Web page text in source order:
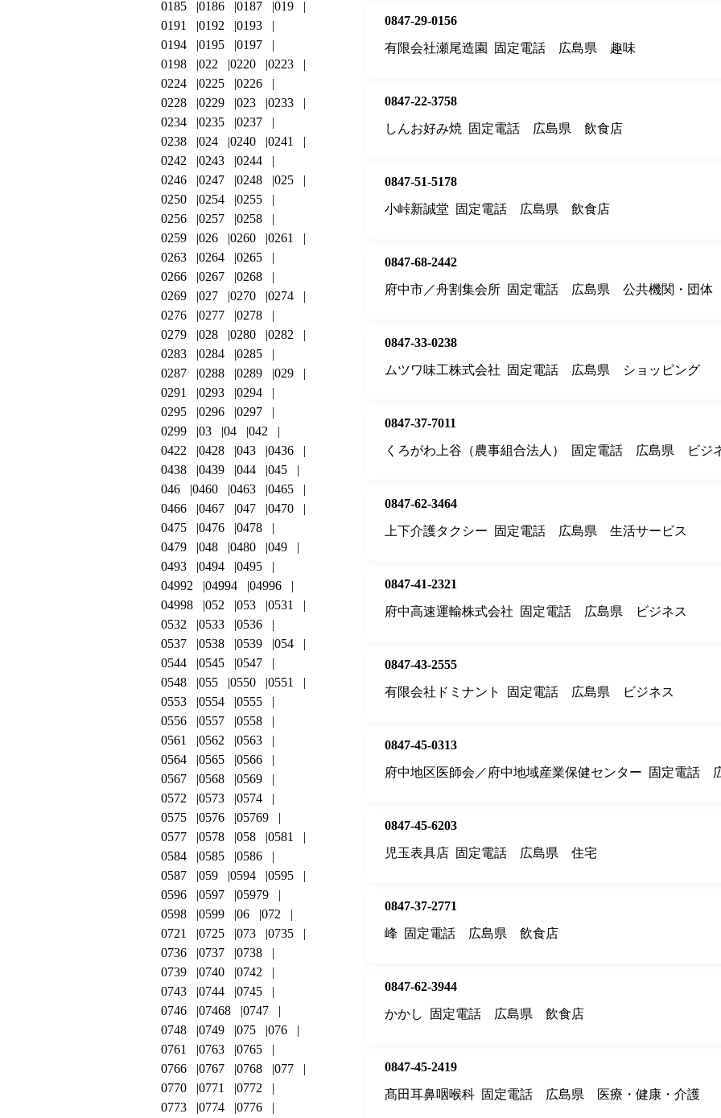
0847-29-0156
有限会社瀬尾造園
固定電話 広島県 趣味
0847-22-3758
しんお好み焼 固定電話 広島県 飲食店
0847-51-5178
小峠新誠堂
固定電話 広島県 飲食店
0847-68-2442
府中市／舟割集会所 固定電話 広島県 公共機関・団体
0847-33-0238
ムツワ味工株式会社
固定電話 広島県 ショッピング
0847-37-7011
くろがわ上谷（農事組合法人）
固定電話 広島県 ビジ
0847-62-3464
上下介護タクシー
固定電話 広島県 生活サービス
0847-41-2321
府中高速運輸株式会社
固定電話 広島県 ビジネス
0847-43-2555
有限会社ドミナント
固定電話 広島県 ビジネス
0847-45-0313
府中地区医師会／府中地域産業保健センター
固定電話
0847-45-6203
児玉表具店 固定電話 広島県 住宅
0847-37-2771
峰
固定電話 広島県 飲食店
0847-62-3944
かかし
固定電話 広島県 飲食店
0847-45-2419
髙田耳鼻咽喉科 固定電話 広島県 医療・健康・介護
0185
0186 0187
019
0191
0192
0193
0194
0195
0197
0198
022 0220
0223
0224
0225
0226
0228
0229 023
0233
0234
0235
0237
0238
024 0240
0241
0242
0243
0244
0246
0247 0248
025
0250
0254
0255
0256
0257
0258
0259
026 0260
0261
0263
0264
0265
0266
0267
0268
0269
027 0270
0274
0276
0277
0278
0279
028 0280
0282
0283
0284
0285
0287
0288 0289
029
0291
0293
0294
0295
0296
0297
0299
03 04
042
0422
0428 043
0436
0438
0439 044
045
046
0460 0463
0465
0466
0467 047
0470
0475
0476
0478
0479
048 0480
049
0493
0494
0495
04992
04994
04996
04998
052 053
0531
0532
0533
0536
0537
0538 0539
054
0544
0545
0547
0548
055 0550
0551
0553
0554
0555
0556
0557
0558
0561
0562
0563
0564
0565
0566
0567
0568
0569
0572
0573
0574
0575
0576
05769
0577
0578 058
0581
0584
0585
0586
0587
059 0594
0595
0596
0597
05979
0598
0599 06
072
0721
0725 073
0735
0736
0737
0738
0739
0740
0742
0743
0744
0745
0746
07468
0747
0748
0749 075
076
0761
0763
0765
0766
0767 0768
077
0770
0771
0772
0773
0774
0776